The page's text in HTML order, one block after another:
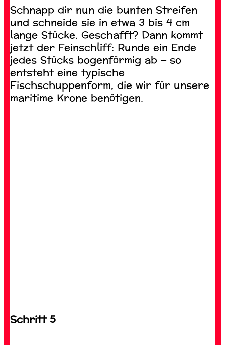
Schnapp dir nun die bunten Streifen
und schneide sie in etwa 3 bis 4 cm
lange Stücke. Geschafft? Dann kommt
jetzt der Feinschliff: Runde ein Ende
jedes Stücks bogenförmig ab – so
entsteht eine typische
Fischschuppenform, die wir für unsere
maritime Krone benötigen.
Schritt 5